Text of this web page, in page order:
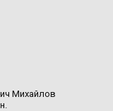
Михайлов